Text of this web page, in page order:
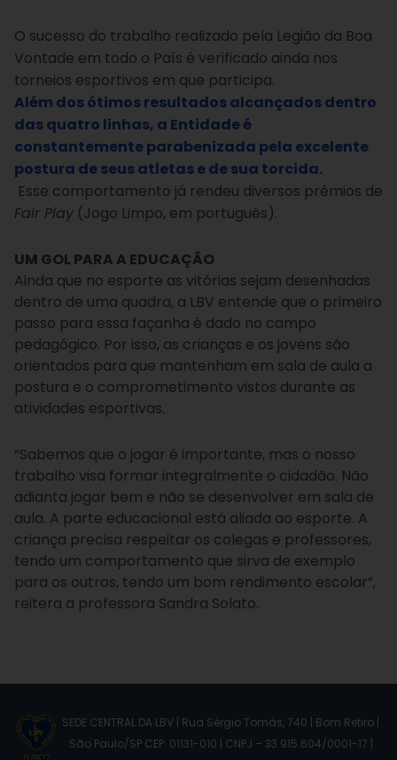
O sucesso do trabalho realizado pela Legião da Boa
Vontade em todo o País é verificado ainda nos
torneios esportivos em que participa.
Além dos ótimos resultados alcançados dentro
das quatro linhas, a Entidade é
constantemente parabenizada pela excelente
postura de seus atletas e de sua torcida.
Esse comportamento já rendeu diversos prêmios de
Fair Play (Jogo Limpo, em português).
UM GOL PARA A EDUCAÇÃO
Ainda que no esporte as vitórias sejam desenhadas
dentro de uma quadra, a LBV entende que o primeiro
passo para essa façanha é dado no campo
pedagógico. Por isso, as crianças e os jovens são
orientados para que mantenham em sala de aula a
postura e o comprometimento vistos durante as
atividades esportivas.
“Sabemos que o jogar é importante, mas o nosso
trabalho visa formar integralmente o cidadão. Não
adianta jogar bem e não se desenvolver em sala de
aula. A parte educacional está aliada ao esporte. A
criança precisa respeitar os colegas e professores,
tendo um comportamento que sirva de exemplo
para os outros, tendo um bom rendimento escolar”,
reitera a professora Sandra Solato.
SEDE CENTRAL DA LBV | Rua Sérgio Tomás, 740 | Bom Retiro |
São Paulo/SP CEP: 01131-010 | CNPJ – 33.915.604/0001-17 |